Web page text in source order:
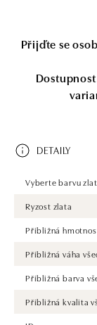
Přijďte se
DETAILY
Vyberte barvu
Ryzost zlata
Přibližná
Přibližná váha
Přibližná barva
Přibližná kvalita